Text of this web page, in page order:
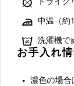
ドライ
中温（約
洗濯機で
お手入れ
濃色の場合